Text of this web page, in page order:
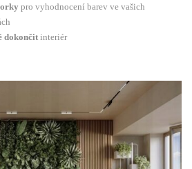
pro vyhodnocení barev ve vašich
dokončitinteriér